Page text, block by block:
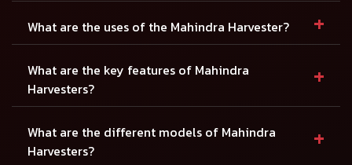
What are the uses of the Mahindra Harvester? +
What are the key features of Mahindra
Harvesters?
+
What are the different models of Mahindra
Harvesters?
+